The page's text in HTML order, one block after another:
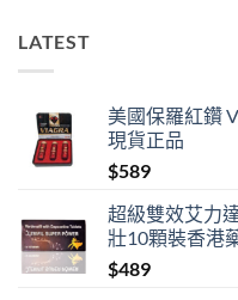
掂〉
LATEST
美國保羅紅鑽
現貨正品
$589
超級雙效艾力
壯10顆裝香港
$489